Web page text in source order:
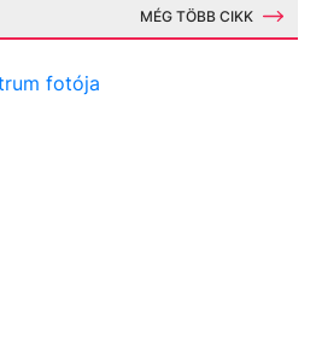
MÉG TÖBB CIKK